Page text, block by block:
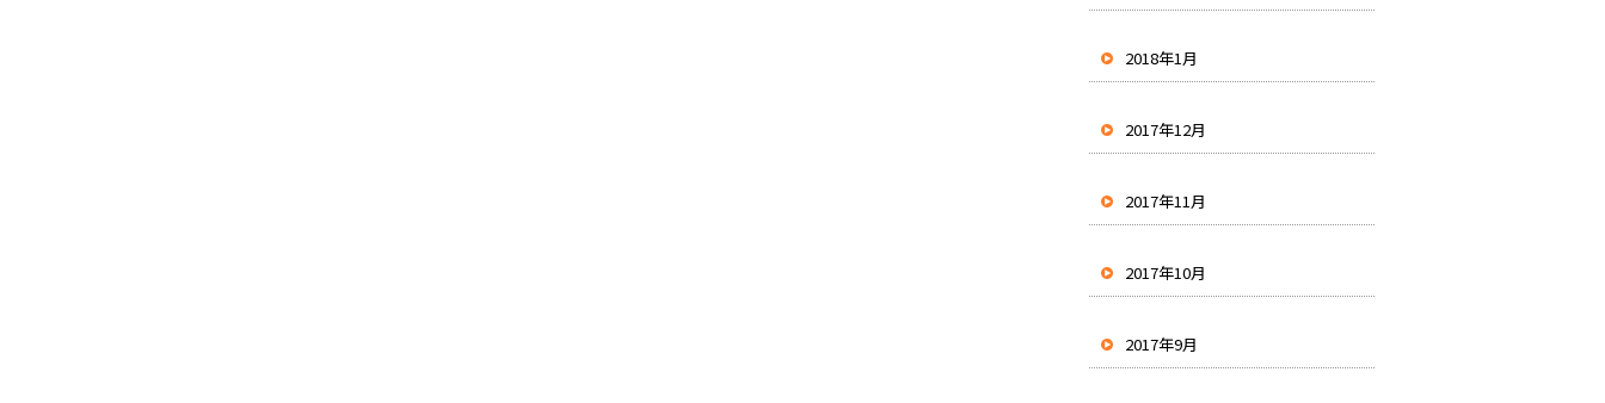
2018年1月
2017年12月
2017年11月
2017年10月
2017年9月